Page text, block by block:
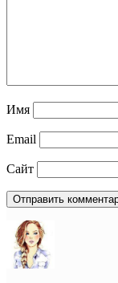
Имя
Email
Сайт